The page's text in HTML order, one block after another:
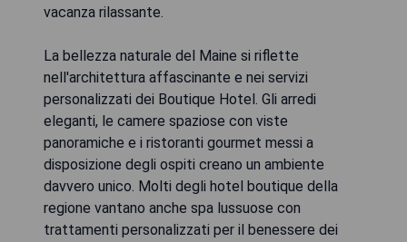
vacanza rilassante.
La bellezza naturale del Maine si riflette
nell'architettura affascinante e nei servizi
personalizzati dei Boutique Hotel. Gli arredi
eleganti, le camere spaziose con viste
panoramiche e i ristoranti gourmet messi a
disposizione degli ospiti creano un ambiente
davvero unico. Molti degli hotel boutique della
regione vantano anche spa lussuose con
trattamenti personalizzati per il benessere dei